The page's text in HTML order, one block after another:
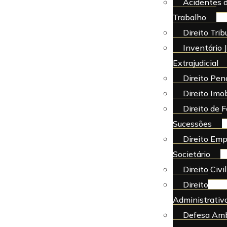
Acidentes
Trabalho
Direito
Inventário
Extrajudicial
Direito
Direito
Direito de
Sucessões
Direito
Societário
Direito Civil
Direito
Defesa